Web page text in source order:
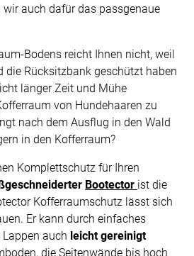
auch dafür das passgenaue
Bodens reicht Ihnen nicht, weil
die Rücksitzbank geschützt haben
länger Zeit und Mühe
von Hundehaaren zu
nach dem Ausflug in den Wald
in den Kofferraum?
Komplettschutz für Ihren
Bootector ist die
Kofferraumschutz lässt sich
Er kann durch einfaches
auch leicht gereinigt
die Seitenwände bis hoch